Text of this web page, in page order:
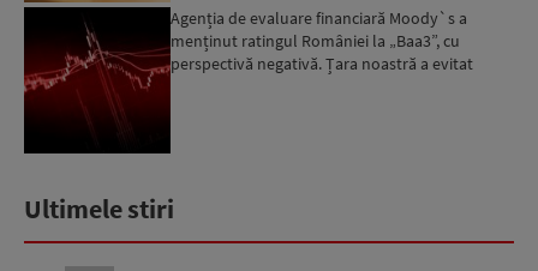
Agenția de evaluare financiară Moody`s a
menținut ratingul României la „Baa3”, cu
perspectivă negativă. Țara noastră a evitat
Ultimele stiri